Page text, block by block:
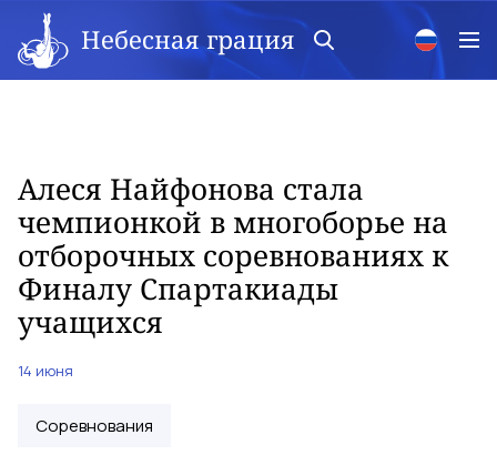
Небесная грация
Алеся Найфонова стала
чемпионкой в многоборье на
отборочных соревнованиях к
Финалу Спартакиады
учащихся
14 июня
Соревнования